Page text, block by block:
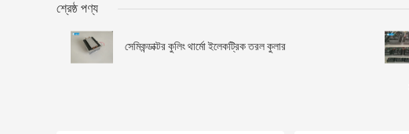
শ্রেষ্ঠ পণ্য
সেমিকন্ডাক্টর কুলিং থার্মো ইলেকট্রিক তরল কুলার